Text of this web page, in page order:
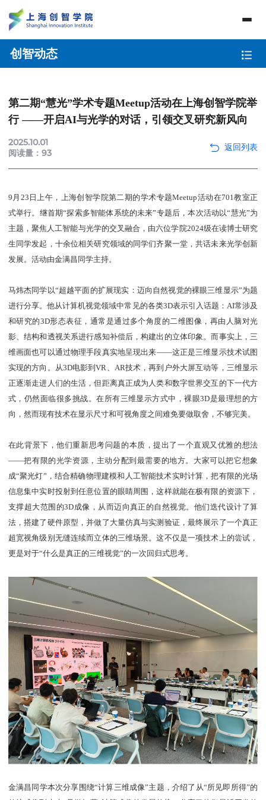
创智动态
第二期“慧光”学术专题Meetup活动在上海创智学院举
行 ——开启AI与光学的对话，引领交叉研究新风向
2025.10.01
阅读量： 93
9月23日上午，上海创智学院第二期的学术专题Meetup活动在701教室正
式举行。继首期“探索多智能体系统的未来”专题后，本次活动以“慧光”为
主题，聚焦人工智能与光学的交叉融合，由六位学院2024级在读博士研究
生同学发起，十余位相关研究领域的同学们齐聚一堂，共话未来光学创新
发展。活动由金满昌同学主持。
马炜杰同学以“超越平面的扩展现实：迈向自然视觉的裸眼三维显示”为题
进行分享。他从计算机视觉领域中常见的各类3D表示引入话题：AI常涉及
和研究的3D形态表征，通常是通过多个角度的二维图像，再由人脑对光
影、结构和透视关系进行感知补偿后，构建出的立体印象。而事实上，三
维画面也可以通过物理手段真实地呈现出来——这正是三维显示技术试图
实现的方向。从3D电影到VR、AR技术，再到户外大屏互动等，三维显示
正逐渐走进人们的生活，但距离真正成为人类和数字世界交互的下一代方
式，仍然面临很多挑战。在所有三维显示方式中，裸眼3D是最理想的方
向，然而现有技术在显示尺寸和可视角度之间难免要做取舍，不够完美。
在此背景下，他们重新思考问题的本质，提出了一个直观又优雅的想法
——把有限的光学资源，主动分配到最需要的地方。大家可以把它想象
成“聚光灯”，结合精确物理建模和人工智能技术实时计算，把有限的光场
信息集中实时投射到任意位置的眼睛周围，这样就能在极有限的资源下，
支撑超大范围的3D成像，从而迈向真正的自然视觉。他们迭代设计了算
法，搭建了硬件原型，并做了大量仿真与实测验证，最终展示了一个真正
超宽视角级别无缝连续而立体的三维场景。这不仅是一项技术上的尝试，
更是对于“什么是真正的三维视觉”的一次回归式思考。
金满昌同学本次分享围绕“计算三维成像”主题，介绍了从“所见即所得”的